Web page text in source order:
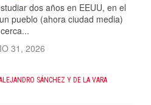
dos años en EEUU, en el
pueblo (ahora ciudad media)
cerca...
31, 2026
SÁNCHEZ Y DE LA VARA